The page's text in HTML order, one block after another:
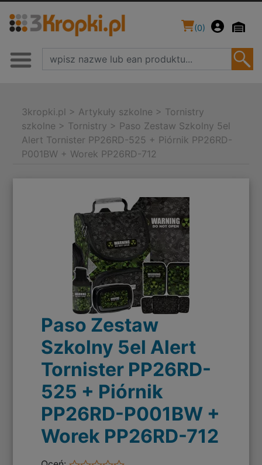
(0)
3kropki.pl > Artykuły szkolne > Tornistry
szkolne > Tornistry > Paso Zestaw Szkolny 5el
Alert Tornister PP26RD-525 + Piórnik PP26RD-
P001BW + Worek PP26RD-712
Paso Zestaw
Szkolny 5el Alert
Tornister PP26RD-
525 + Piórnik
PP26RD-P001BW +
Worek PP26RD-712